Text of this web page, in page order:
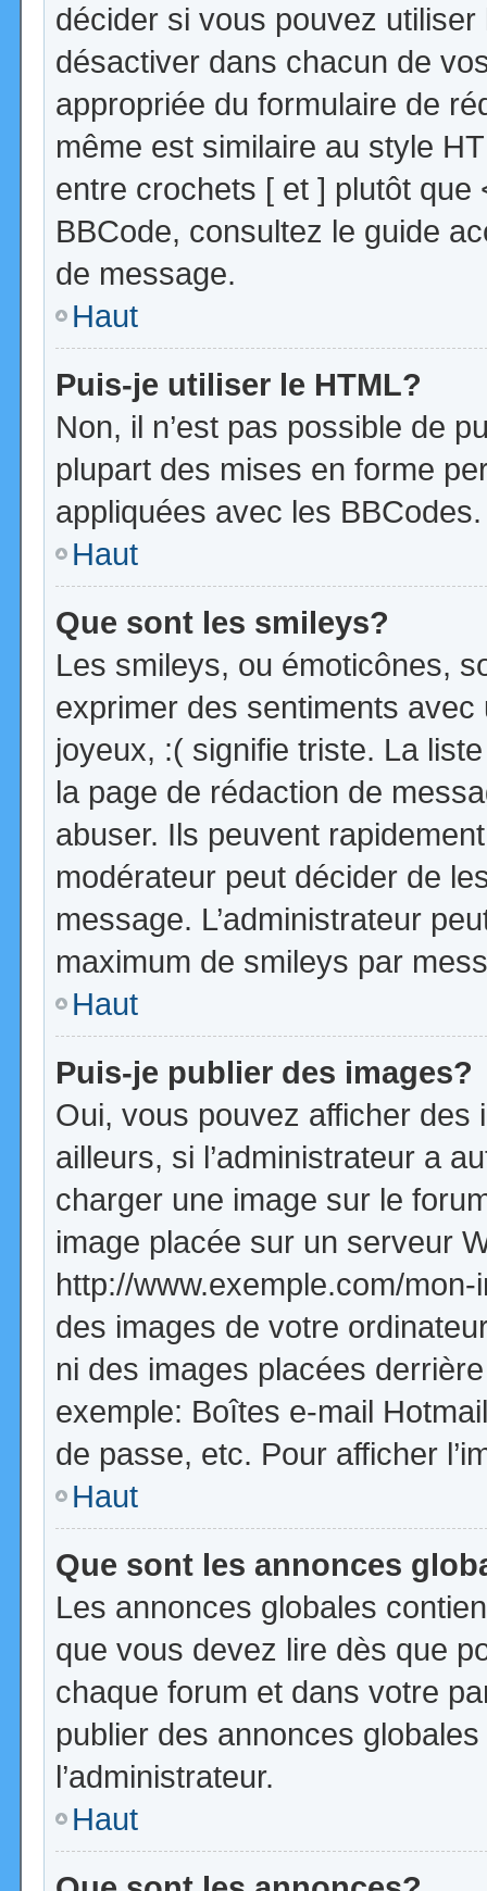
décider si vous pouvez
désactiver dans chacun de
appropriée du formulaire de
même est similaire au style
entre crochets [ et ] plutôt que
BBCode, consultez le guide
de message.
Haut
Puis-je utiliser le HTML?
Non, il n’est pas possible de
plupart des mises en forme
appliquées avec les BBCodes.
Haut
Que sont les smileys?
Les smileys, ou émoticônes,
exprimer des sentiments
joyeux, :( signifie triste. La
la page de rédaction de
abuser. Ils peuvent
modérateur peut décider de
message. L’administrateur
maximum de smileys par
Haut
Puis-je publier des images?
Oui, vous pouvez afficher
ailleurs, si l’administrateur a
charger une image sur le
image placée sur un serveur
http://www.exemple.com/
des images de votre
ni des images placées
exemple: Boîtes e-mail
de passe, etc. Pour afficher
Haut
Que sont les annonces
Les annonces globales
que vous devez lire dès que
chaque forum et dans votre
publier des annonces
l’administrateur.
Haut